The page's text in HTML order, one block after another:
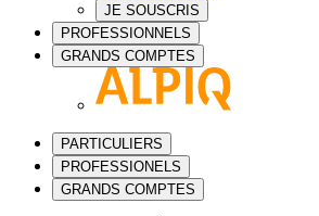
JE SOUSCRIS
PROFESSIONNELS
GRANDS COMPTES
PARTICULIERS
PROFESSIONELS
GRANDS COMPTES